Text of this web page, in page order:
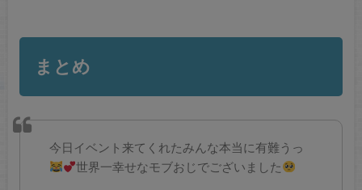
まとめ
今日イベント来てくれたみんな本当に有難うっ
世界一幸せなモブおじでございました